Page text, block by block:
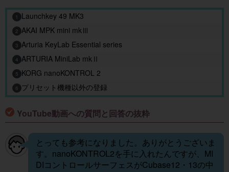
1 Launchkey 49 MK3
2 AKAI MPK mini mkⅢ
3 Arturia KeyLab Essential series
4 ARTURIA MiniLab mkⅡ
5 KORG nanoKONTROL 2
6 プリセット機種以外の登録
YouTube動画への質問と回答の抜粋
とっても参考になりました。ありがとうございま
す。nanoKONTROL2を手に入れたんですが、MI
DIコントロールサーフェスがCubase12・13の中